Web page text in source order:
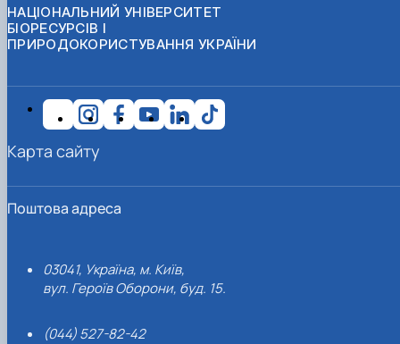
НАЦІОНАЛЬНИЙ УНІВЕРСИТЕТ
БІОРЕСУРСІВ І
ПРИРОДОКОРИСТУВАННЯ УКРАЇНИ
Поштова адреса
03041, Україна, м. Київ,
вул. Героїв Оборони, буд. 15.
(044) 527-82-42
Карта сайту